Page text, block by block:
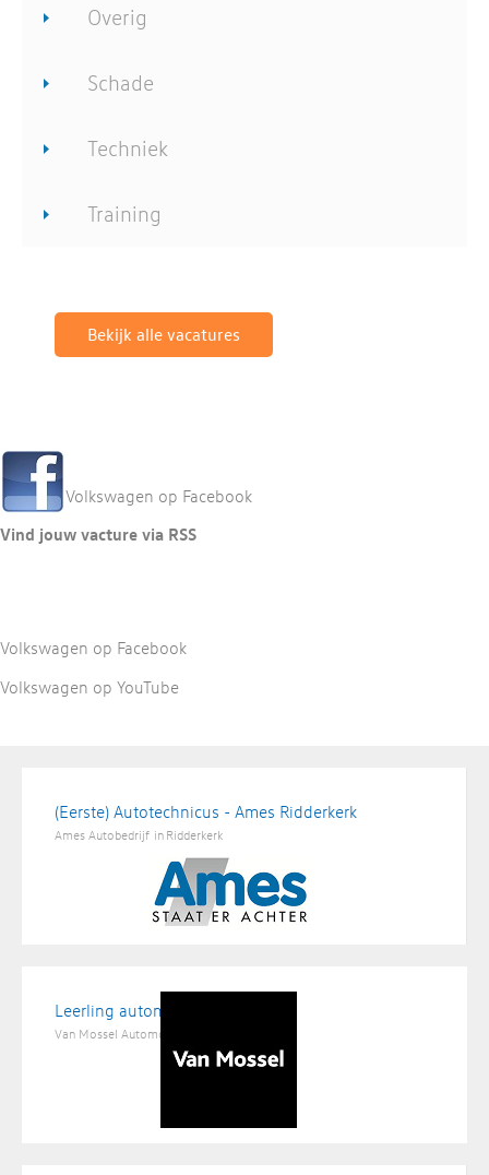
Overig
Schade
Techniek
Training
Bekijk alle vacatures
Volkswagen op Facebook
Vind jouw vacture via RSS
Volkswagen op Facebook
Volkswagen op YouTube
(Eerste) Autotechnicus - Ames Ridderkerk
Ames Autobedrijf in Ridderkerk
Leerling automonteur
Van Mossel Automotive Groep